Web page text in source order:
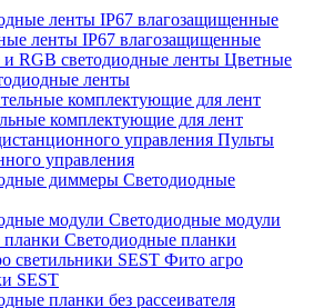
ленты IP67 влагозащищенные
Цветные
ленты
комплектующие для лент
Пульты
управления
Светодиодные
Светодиодные модули
Светодиодные планки
Фито агро
SEST